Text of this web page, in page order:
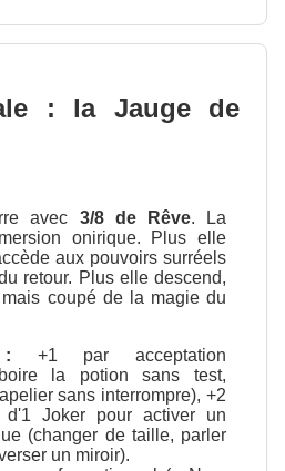
: la Jauge de
avec 3/8 de Rêve. La
onirique. Plus elle
aux pouvoirs surréels
retour. Plus elle descend,
coupé de la magie du
: +1 par acceptation
la potion sans test,
sans interrompre), +2
d'1 Joker pour activer un
(changer de taille, parler
un miroir).